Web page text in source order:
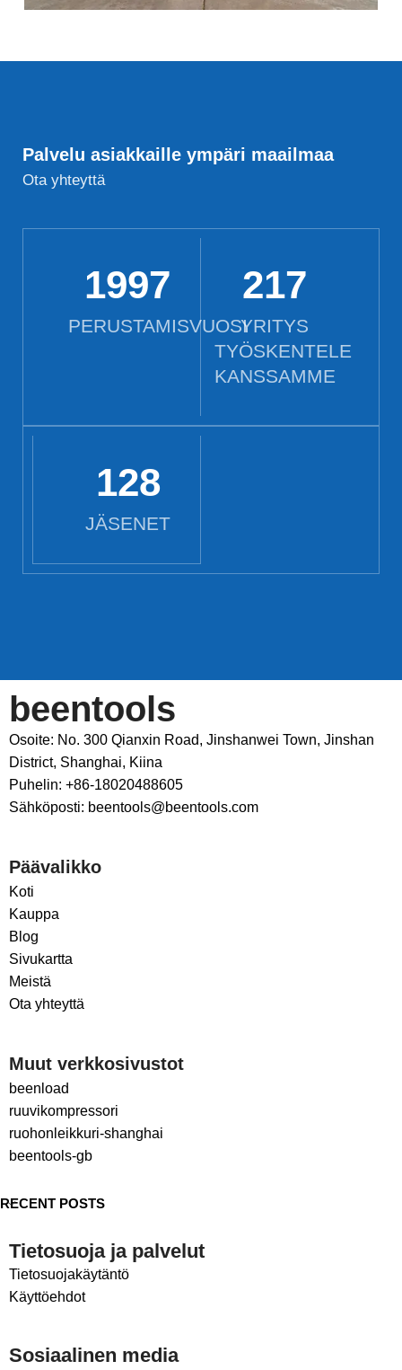
Palvelu asiakkaille ympäri maailmaa
Ota yhteyttä
2012
PERUSTAMISVUOSI
218
YRITYS
TYÖSKENTELE
KANSSAMME
128
JÄSENET
beentools
Osoite: No. 300 Qianxin Road, Jinshanwei Town, Jinshan
District, Shanghai, Kiina
Puhelin: +86-18020488605
Sähköposti: beentools@beentools.com
Päävalikko
Koti
Kauppa
Blog
Sivukartta
Meistä
Ota yhteyttä
Muut verkkosivustot
beenload
ruuvikompressori
ruohonleikkuri-shanghai
beentools-gb
RECENT POSTS
Tietosuoja ja palvelut
Tietosuojakäytäntö
Käyttöehdot
Sosiaalinen media